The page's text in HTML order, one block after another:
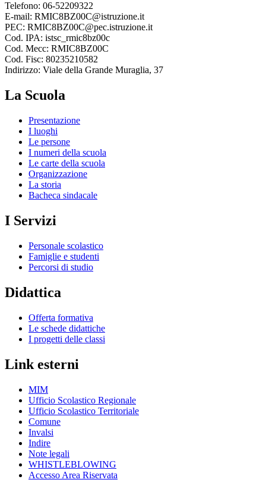
Telefono: 06-52209322
E-mail: RMIC8BZ00C@istruzione.it
PEC: RMIC8BZ00C@pec.istruzione.it
Cod. IPA: istsc_rmic8bz00c
Cod. Mecc: RMIC8BZ00C
Cod. Fisc: 80235210582
Indirizzo: Viale della Grande Muraglia, 37
La Scuola
Presentazione
I luoghi
Le persone
I numeri della scuola
Le carte della scuola
Organizzazione
La storia
Bacheca sindacale
I Servizi
Personale scolastico
Famiglie e studenti
Percorsi di studio
Didattica
Offerta formativa
Le schede didattiche
I progetti delle classi
Link esterni
MIM
Ufficio Scolastico Regionale
Ufficio Scolastico Territoriale
Comune
Invalsi
Indire
Note legali
WHISTLEBLOWING
Accesso Area Riservata